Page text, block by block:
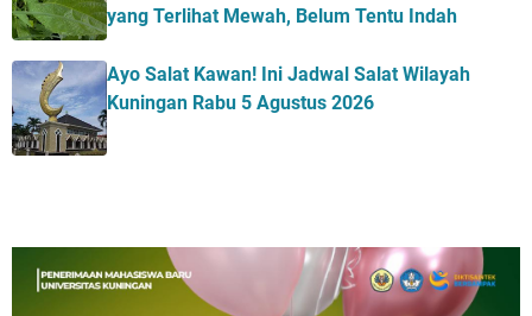
yang Terlihat Mewah, Belum Tentu Indah
Ayo Salat Kawan! Ini Jadwal Salat Wilayah
Kuningan Rabu 5 Agustus 2026